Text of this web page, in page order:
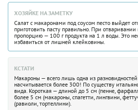
ХОЗЯЙКЕ НА ЗАМЕТКУ
Салат с макаронами под соусом песто выйдет
приготовить пасту правильно. При
пропорцию — 100 г продукта на 1 л воды. Это
избавиться от лишней клейковины.
КСТАТИ
Макароны — всего лишь одна из
насчитывается более 300! По существу
вида. Короткая — длиной до 5 см (пенне,
более 5 см (макароны, спагетти, лингвини,
(равиоли, тортеллини).